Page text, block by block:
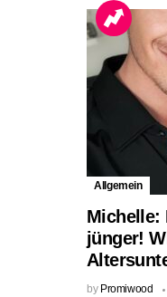
Allgemein
Michelle:
jünger!
by Promiwood